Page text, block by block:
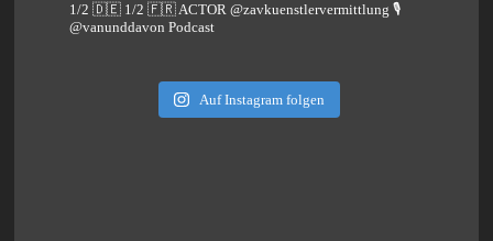
1/2 🇩🇪 1/2 🇫🇷 ACTOR @zavkuenstlervermittlung🎙️
@vanunddavon Podcast
Auf Instagram folgen